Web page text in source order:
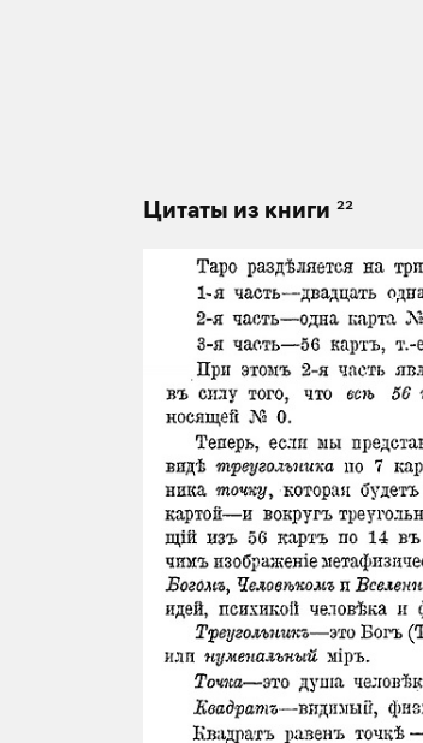
Цитаты из книги 22